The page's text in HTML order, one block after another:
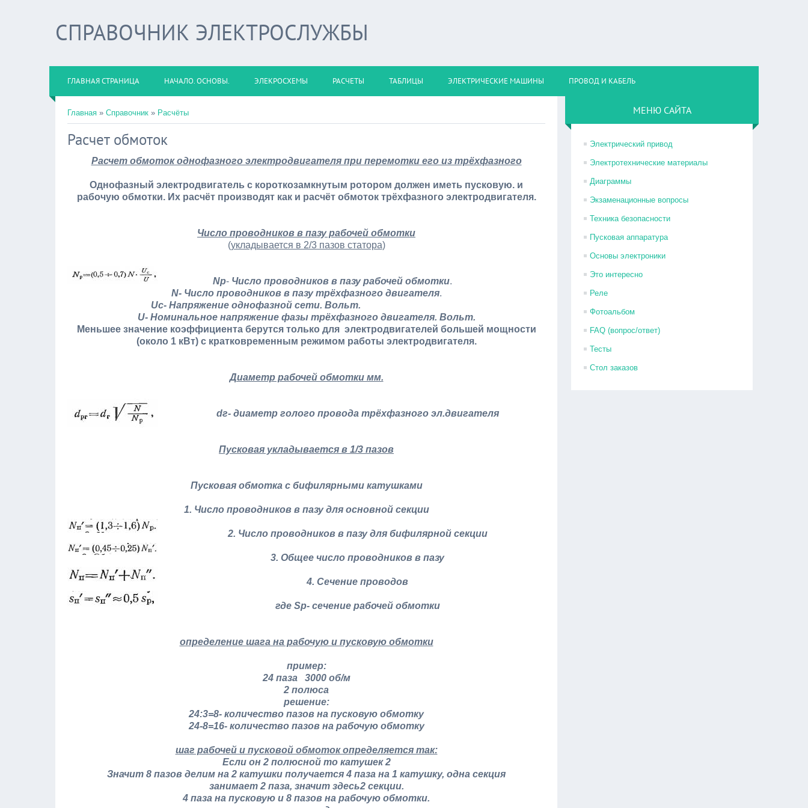
СПРАВОЧНИК ЭЛЕКТРОСЛУЖБЫ
ГЛАВНАЯ СТРАНИЦА НАЧАЛО. ОСНОВЫ. ЭЛЕКРОСХЕМЫ РАСЧЕТЫ ТАБЛИЦЫ ЭЛЕКТРИЧЕСКИЕ МАШИНЫ ПРОВОД И КАБЕЛЬ
Главная » Справочник » Расчёты
Расчет обмоток
Расчет обмоток однофазного электродвигателя при перемотки его из трёхфазного
Однофазный электродвигатель с короткозамкнутым ротором должен иметь пусковую. и
рабочую обмотки. Их расчёт производят как и расчёт обмоток трёхфазного электродвигателя.
Число проводников в пазу рабочей обмотки
(укладывается в 2/3 пазов статора)
Np- Число проводников в пазу рабочей обмотки.
N- Число проводников в пазу трёхфазного двигателя.
Uc- Напряжение однофазной сети. Вольт.
U- Номинальное напряжение фазы трёхфазного двигателя. Вольт.
Меньшее значение коэффициента берутся только для электродвигателей большей мощности
(около 1 кВт) с кратковременным режимом работы электродвигателя.
Диаметр рабочей обмотки мм.
dг- диаметр голого провода трёхфазного эл.двигателя
Пусковая укладывается в 1/3 пазов
Пусковая обмотка с бифилярными катушками
1. Число проводников в пазу для основной секции
2. Число проводников в пазу для бифилярной секции
3. Общее число проводников в пазу
4. Сечение проводов
где Sp- сечение рабочей обмотки
определение шага на рабочую и пусковую обмотки
пример:
24 паза 3000 об/м
2 полюса
решение:
24:3=8- количество пазов на пусковую обмотку
24-8=16- количество пазов на рабочую обмотку
шаг рабочей и пусковой обмоток определяется так:
Если он 2 полюсной то катушек 2
Значит 8 пазов делим на 2 катушки получается 4 паза на 1 катушку, одна секция
занимает 2 паза, значит здесь2 секции.
4 паза на пусковую и 8 пазов на рабочую обмотки.
МЕНЮ САЙТА
Электрический привод
Электротехнические материалы
Диаграммы
Экзаменационные вопросы
Техника безопасности
Пусковая аппаратура
Основы электроники
Это интересно
Реле
Фотоальбом
FAQ (вопрос/ответ)
Тесты
Стол заказов